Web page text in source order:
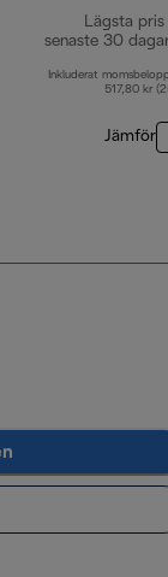
Lägsta pris
senaste 30
Inkluderat
517,80 kr
Jämför